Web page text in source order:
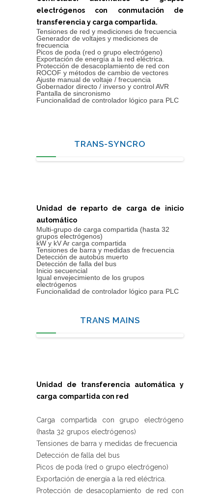
electrógenos con conmutación de
transferencia y carga compartida.
Tensiones de red y mediciones de frecuencia
Generador de voltajes y mediciones de
frecuencia
Picos de poda (red o grupo electrógeno)
Exportación de energía a la red eléctrica.
Protección de desacoplamiento de red con
ROCOF y métodos de cambio de vectores
Ajuste manual de voltaje / frecuencia
Gobernador directo / inverso y control AVR
Pantalla de sincronismo
Funcionalidad de controlador lógico para PLC
TRANS-SYNCRO
Unidad de reparto de carga de inicio
automático
Multi-grupo de carga compartida (hasta 32
grupos electrógenos)
kW y kV Ar carga compartida
Tensiones de barra y medidas de frecuencia
Detección de autobús muerto
Detección de falla del bus
Inicio secuencial
Igual envejecimiento de los grupos
electrógenos
Funcionalidad de controlador lógico para PLC
TRANS MAINS
Unidad de transferencia automática y
carga compartida con red
Carga compartida con grupo electrógeno
(hasta 32 grupos electrógenos)
Tensiones de barra y medidas de frecuencia
Detección de falla del bus
Picos de poda (red o grupo electrógeno)
Exportación de energía a la red eléctrica.
Protección de desacoplamiento de red con